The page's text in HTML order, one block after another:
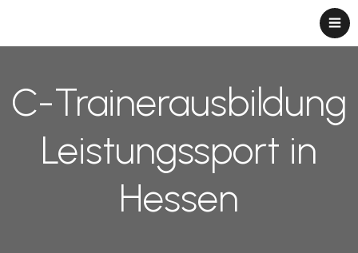
C-Trainerausbildung
Leistungssport in
Hessen